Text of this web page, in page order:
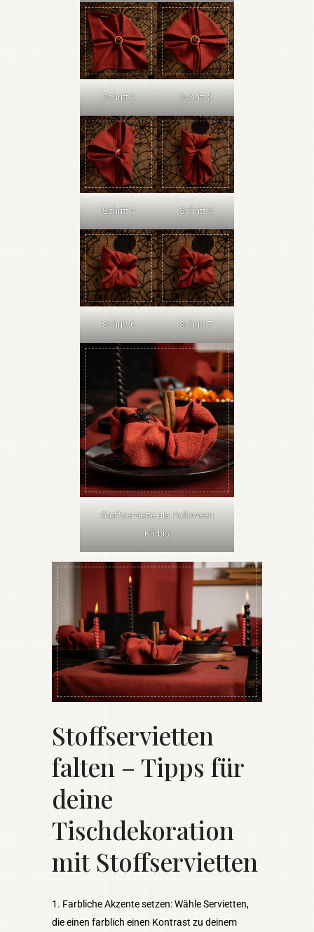
Schritt 2 Schritt 3
Schritt 4 Schritt 5
Schritt 6 Schritt 7
Stoffserviette als Halloween
Kürbis
Stoffservietten
falten – Tipps für
deine
Tischdekoration
mit Stoffservietten
Farbliche Akzente setzen: Wähle Servietten,
die einen farblich einen Kontrast zu deinem